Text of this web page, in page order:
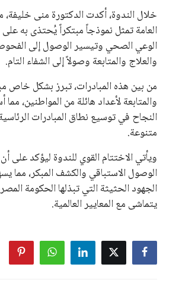
خلال الندوة، أكدت الدكتورة منى خليفة،
العامة تمثل نموذجاً مبتكراً يُحتذى به
الوعي الصحي وتيسير الوصول إلى
والعلاج والمتابعة وصولاً إلى الشفاء التام.
من بين هذه المبادرات، تبرز بشكل
والمتابعة لأعداد هائلة من
متنوعة.
ويأتي الاختتام القوي للندوة ليؤكد على
الوصول الاستباقي والكشف المبكر،
الجهود الحثيثة التي تبذلها الحكومة
يتماشى مع المعايير العالمية.